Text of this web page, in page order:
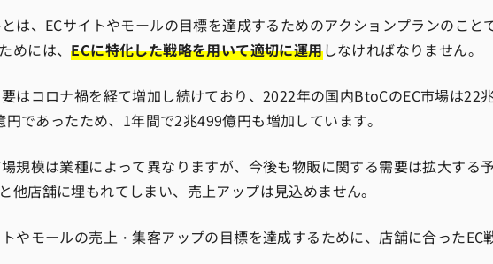
は、ECサイトやモールの目標を達成するためのアクションプランのこと
めには、ECに特化した戦略を用いて適切に運用しなければなりません。
はコロナ禍を経て増加し続けており、2022年の国内BtoCのEC市場は22
円であったため、1年間で2兆499億円も増加しています。
規模は業種によって異なりますが、今後も物販に関する需要は拡大する
他店舗に埋もれてしまい、売上アップは見込めません。
やモールの売上・集客アップの目標を達成するために、店舗に合ったEC